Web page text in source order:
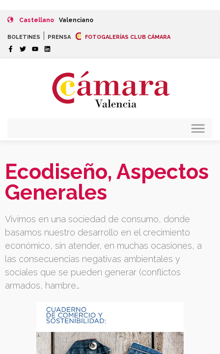
Castellano Valenciano
BOLETINES PRENSA FOTOGALERÍAS CLUB CÁMARA
Ecodiseño, Aspectos
Generales
Vivimos en una sociedad de consumo, donde
basamos nuestro desarrollo en el crecimiento
económico, sin atender, en muchas ocasiones, a
las consecuencias negativas ambientales y
sociales que se pueden generar (conflictos
armados, hambre…